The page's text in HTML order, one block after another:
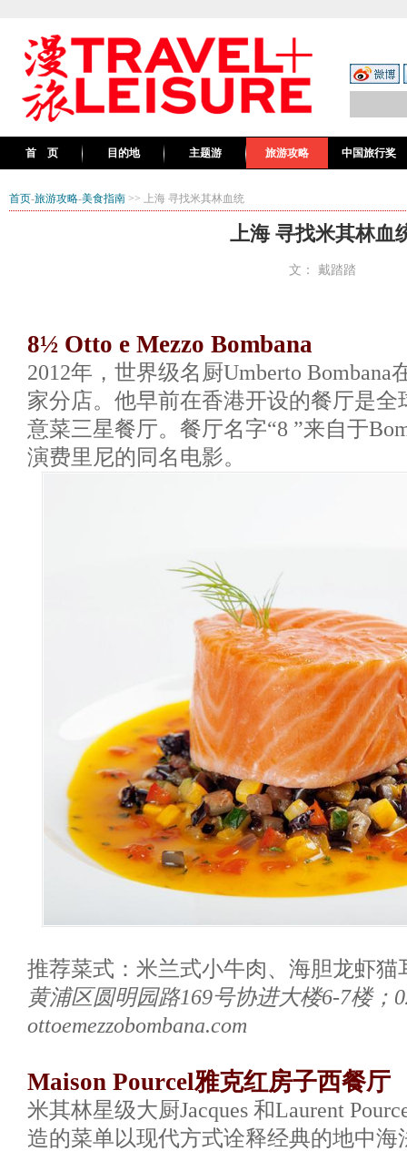
首 页 目的地 主题游 旅游攻略 中国旅行奖
首页-旅游攻略-美食指南 >> 上海 寻找米其林血统
上海 寻找米其林血
文： 戴踏踏
8½ Otto e Mezzo Bombana
2012年，世界级名厨Umberto
家分店。他早前在香港开设的餐厅是
意菜三星餐厅。餐厅名字“8 ”来自于
演费里尼的同名电影。
推荐菜式：米兰式小牛肉、海胆龙虾猫
黄浦区圆明园路169号协进大楼6-7楼；
ottoemezzobombana.com
Maison Pourcel雅克红房子西餐厅
米其林星级大厨Jacques 和Laurent
造的菜单以现代方式诠释经典的地中